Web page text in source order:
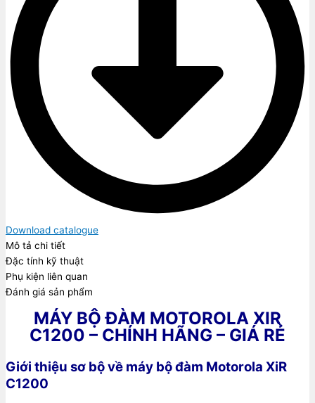
Download catalogue
Mô tả chi tiết
Đặc tính kỹ thuật
Phụ kiện liên quan
Đánh giá sản phẩm
MÁY BỘ ĐÀM MOTOROLA XIR
C1200 – CHÍNH HÃNG – GIÁ RẺ
Giới thiệu sơ bộ về máy bộ đàm Motorola XiR
C1200